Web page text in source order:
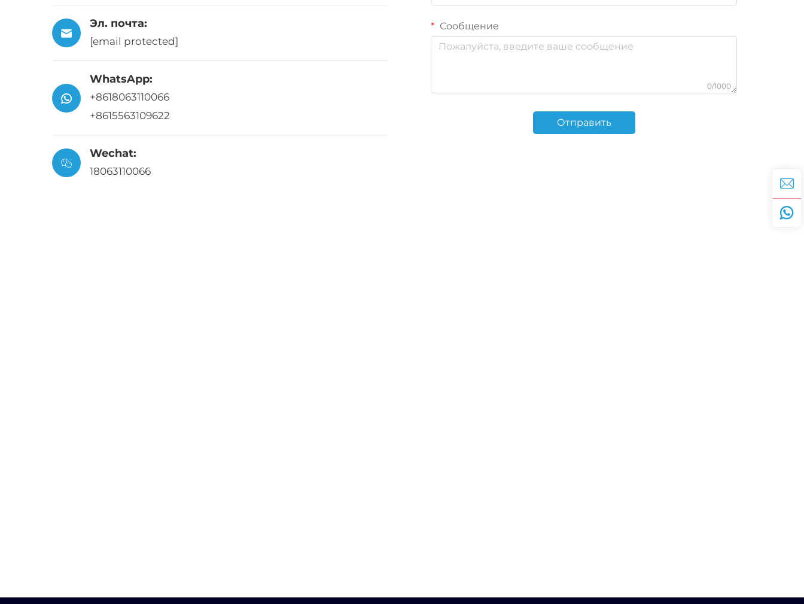
Эл. почта:
[email protected]
WhatsApp:
+8618063110066
+8615563109622
Wechat:
18063110066
Сообщение
0/1000
Отправить